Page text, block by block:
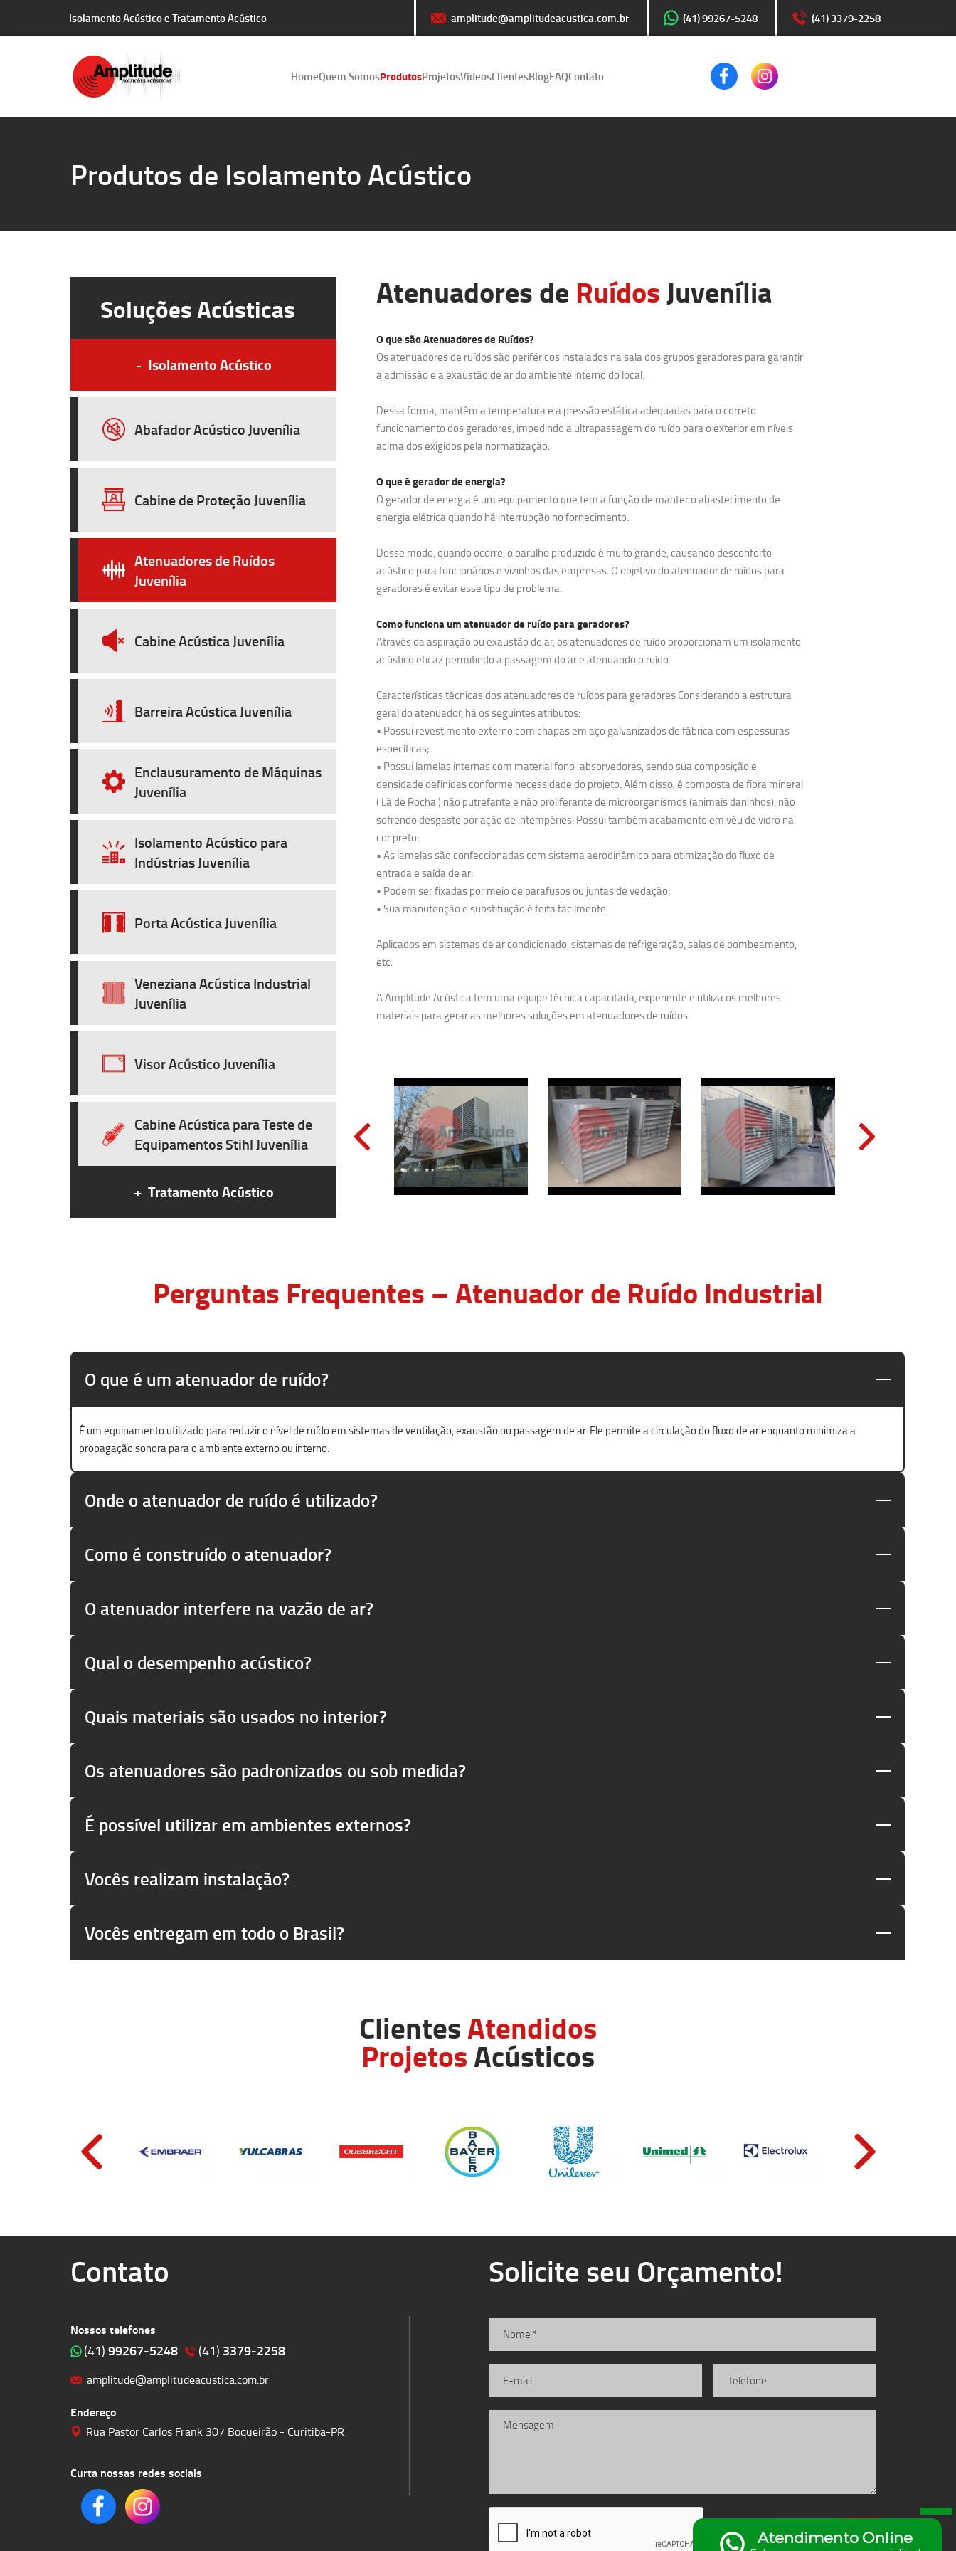
Isolamento Acústico e Tratamento Acústico amplitude@amplitudeacustica.com.br (41) 99267-5248 (41) 3379-2258
HomeQuem SomosProdutosProjetosVídeosClientesBlogFAQContato
Produtos de Isolamento Acústico
Soluções Acústicas
- Isolamento Acústico
Abafador Acústico Juvenília
Cabine de Proteção Juvenília
Atenuadores de Ruídos
Juvenília
Cabine Acústica Juvenília
Barreira Acústica Juvenília
Enclausuramento de Máquinas
Juvenília
Isolamento Acústico para
Indústrias Juvenília
Porta Acústica Juvenília
Veneziana Acústica Industrial
Juvenília
Visor Acústico Juvenília
Cabine Acústica para Teste de
Equipamentos Stihl Juvenília
+ Tratamento Acústico
Atenuadores de RuídosJuvenília
O que são Atenuadores de Ruídos?
Os atenuadores de ruídos são periféricos instalados na sala dos grupos geradores para garantir
a admissão e a exaustão de ar do ambiente interno do local.
Dessa forma, mantêm a temperatura e a pressão estática adequadas para o correto
funcionamento dos geradores, impedindo a ultrapassagem do ruído para o exterior em níveis
acima dos exigidos pela normatização.
O que é gerador de energia?
O gerador de energia é um equipamento que tem a função de manter o abastecimento de
energia elétrica quando há interrupção no fornecimento.
Desse modo, quando ocorre, o barulho produzido é muito grande, causando desconforto
acústico para funcionários e vizinhos das empresas. O objetivo do atenuador de ruídos para
geradores é evitar esse tipo de problema.
Como funciona um atenuador de ruído para geradores?
Através da aspiração ou exaustão de ar, os atenuadores de ruído proporcionam um isolamento
acústico eficaz permitindo a passagem do ar e atenuando o ruído.
Características técnicas dos atenuadores de ruídos para geradores Considerando a estrutura
geral do atenuador, há os seguintes atributos:
• Possui revestimento externo com chapas em aço galvanizados de fábrica com espessuras
específicas;
• Possui lamelas internas com material fono-absorvedores, sendo sua composição e
densidade definidas conforme necessidade do projeto. Além disso, é composta de fibra mineral
( Lã de Rocha ) não putrefante e não proliferante de microorganismos (animais daninhos), não
sofrendo desgaste por ação de intempéries. Possui também acabamento em véu de vidro na
cor preto;
• As lamelas são confeccionadas com sistema aerodinâmico para otimização do fluxo de
entrada e saída de ar;
• Podem ser fixadas por meio de parafusos ou juntas de vedação;
• Sua manutenção e substituição é feita facilmente.
Aplicados em sistemas de ar condicionado, sistemas de refrigeração, salas de bombeamento,
etc.
A Amplitude Acústica tem uma equipe técnica capacitada, experiente e utiliza os melhores
materiais para gerar as melhores soluções em atenuadores de ruídos.
Perguntas Frequentes – Atenuador de Ruído Industrial
O que é um atenuador de ruído?
É um equipamento utilizado para reduzir o nível de ruído em sistemas de ventilação, exaustão ou passagem de ar. Ele permite a circulação do fluxo de ar enquanto minimiza a
propagação sonora para o ambiente externo ou interno.
Onde o atenuador de ruído é utilizado?
Como é construído o atenuador?
O atenuador interfere na vazão de ar?
Qual o desempenho acústico?
Quais materiais são usados no interior?
Os atenuadores são padronizados ou sob medida?
É possível utilizar em ambientes externos?
Vocês realizam instalação?
Vocês entregam em todo o Brasil?
ClientesAtendidos
ProjetosAcústicos
Contato
Nossos telefones
(41) 99267-5248 (41) 3379-2258
amplitude@amplitudeacustica.com.br
Endereço
Rua Pastor Carlos Frank 307 Boqueirão - Curitiba-PR
Curta nossas redes sociais
Solicite seu Orçamento!
Enviar
Atendimento Online